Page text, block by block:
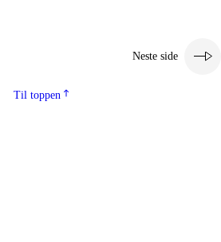
Neste side
Til toppen